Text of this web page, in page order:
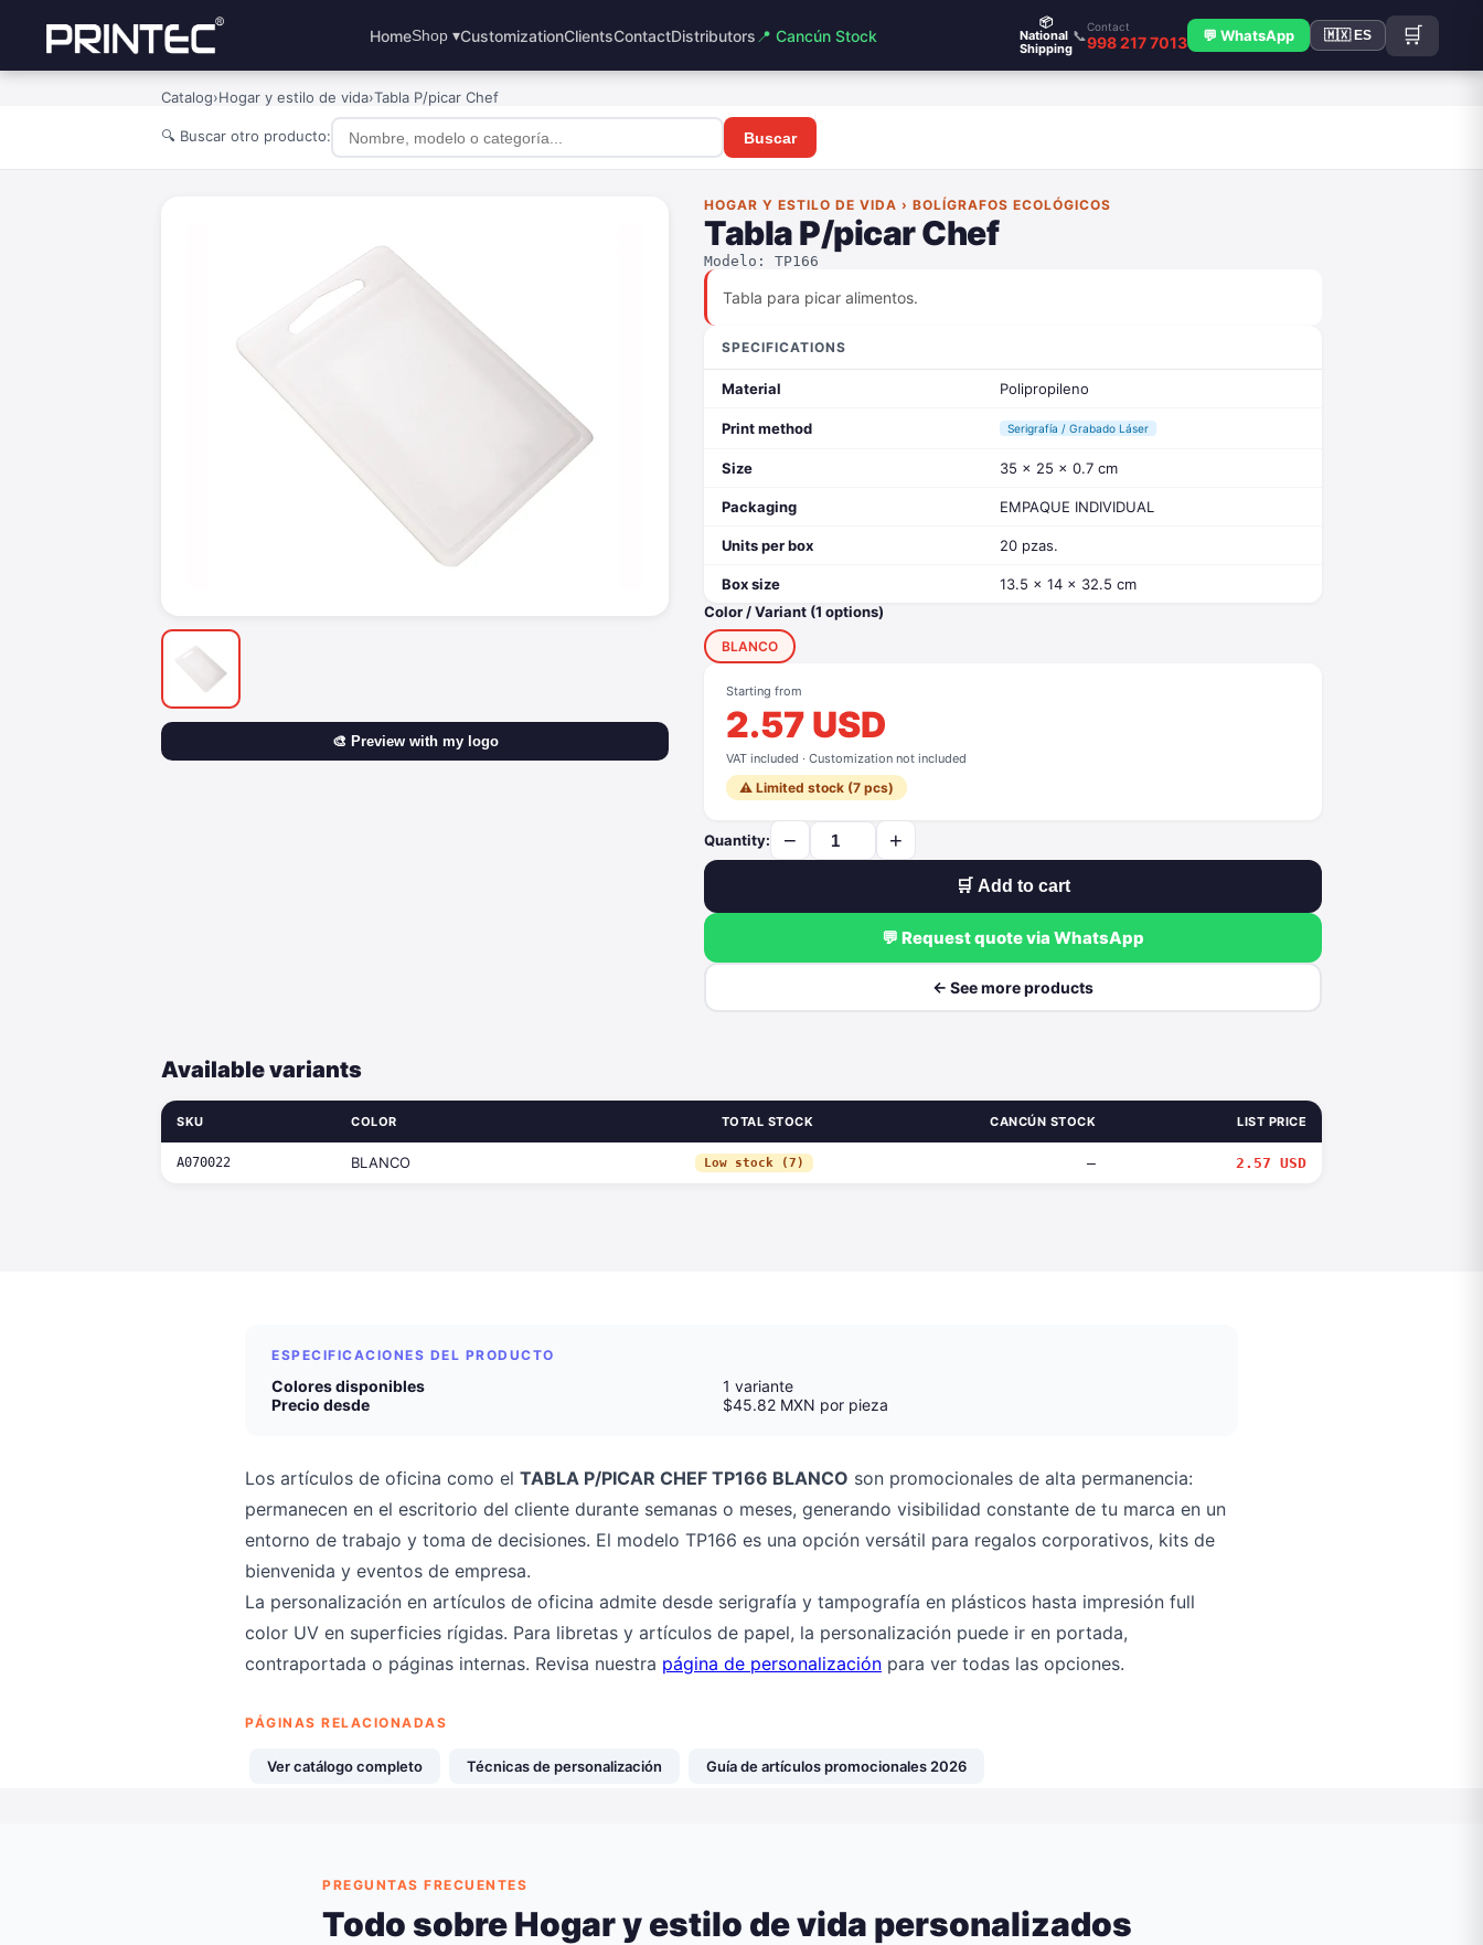
HomeShop ▾CustomizationClientsContactDistributors 📍 Cancún Stock
📦
National
Shipping
📞
Contact
998 217 7013 💬 WhatsApp 🇲🇽 ES 🛒
Catalog›Hogar y estilo de vida›Tabla P/picar Chef
🔍 Buscar otro producto: Buscar
🎨 Preview with my logo
HOGAR Y ESTILO DE VIDA › BOLÍGRAFOS ECOLÓGICOS
Tabla P/picar Chef
Modelo: TP166
Tabla para picar alimentos.
SPECIFICATIONS
Material Polipropileno
Print method Serigrafía / Grabado Láser
Size 35 x 25 x 0.7 cm
Packaging EMPAQUE INDIVIDUAL
Units per box 20 pzas.
Box size
13.5 x 14 x 32.5 cm
Color / Variant (1 options)
BLANCO
Starting from
2.57 USD
VAT included · Customization not included
⚠️ Limited stock (7 pcs)
Quantity: − +
🛒 Add to cart
💬 Request quote via WhatsApp
← See more products
Available variants
SKU COLOR TOTAL STOCK CANCÚN STOCK LIST PRICE
A070022 BLANCO Low stock (7) — 2.57 USD
ESPECIFICACIONES DEL PRODUCTO
Colores disponibles
1 variante
Precio desde
$45.82 MXN por pieza
Los artículos de oficina como el TABLA P/PICAR CHEF TP166 BLANCO son promocionales de alta permanencia:
permanecen en el escritorio del cliente durante semanas o meses, generando visibilidad constante de tu marca en un
entorno de trabajo y toma de decisiones. El modelo TP166 es una opción versátil para regalos corporativos, kits de
bienvenida y eventos de empresa.
La personalización en artículos de oficina admite desde serigrafía y tampografía en plásticos hasta impresión full
color UV en superficies rígidas. Para libretas y artículos de papel, la personalización puede ir en portada,
contraportada o páginas internas. Revisa nuestra página de personalización para ver todas las opciones.
PÁGINAS RELACIONADAS
Ver catálogo completo Técnicas de personalización Guía de artículos promocionales 2026
PREGUNTAS FRECUENTES
Todo sobre Hogar y estilo de vida personalizados